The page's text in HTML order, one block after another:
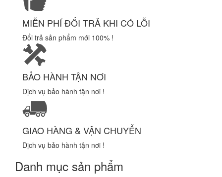
MIỄN PHÍ ĐỔI TRẢ KHI CÓ LỖI
Đổi trả sản phẩm mới 100% !
BẢO HÀNH TẬN NƠI
Dịch vụ bảo hành tận nơi !
GIAO HÀNG & VẬN CHUYỂN
Dịch vụ bảo hành tận nơi !
Danh mục sản phẩm